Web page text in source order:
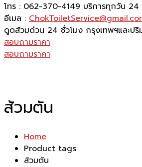
โทร : 062-370-4149 บริการทุกวัน 24
อีเมล :
ดูดส้วมด่วน 24 ชั่วโมง กรุงเทพฯและป
สอบถามราคา
สอบถามราคา
ส้วมตัน
Home
Product tags
ส้วมตัน